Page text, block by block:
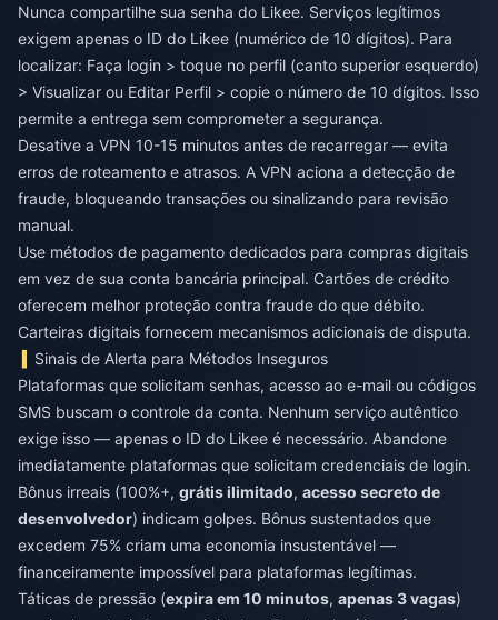
Nunca compartilhe sua senha do Likee. Serviços legítimos
exigem apenas o ID do Likee (numérico de 10 dígitos). Para
localizar: Faça login > toque no perfil (canto superior esquerdo)
> Visualizar ou Editar Perfil > copie o número de 10 dígitos. Isso
permite a entrega sem comprometer a segurança.
Desative a VPN 10-15 minutos antes de recarregar — evita
erros de roteamento e atrasos. A VPN aciona a detecção de
fraude, bloqueando transações ou sinalizando para revisão
manual.
Use métodos de pagamento dedicados para compras digitais
em vez de sua conta bancária principal. Cartões de crédito
oferecem melhor proteção contra fraude do que débito.
Carteiras digitais fornecem mecanismos adicionais de disputa.
Sinais de Alerta para Métodos Inseguros
Plataformas que solicitam senhas, acesso ao e-mail ou códigos
SMS buscam o controle da conta. Nenhum serviço autêntico
exige isso — apenas o ID do Likee é necessário. Abandone
imediatamente plataformas que solicitam credenciais de login.
Bônus irreais (100%+, grátis ilimitado, acesso secreto de
desenvolvedor) indicam golpes. Bônus sustentados que
excedem 75% criam uma economia insustentável —
financeiramente impossível para plataformas legítimas.
Táticas de pressão (expira em 10 minutos, apenas 3 vagas)